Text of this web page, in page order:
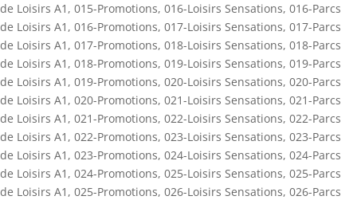
de Loisirs A1 , 015-Promotions, 016-Loisirs Sensations, 016-Parcs
de Loisirs A1 , 016-Promotions, 017-Loisirs Sensations, 017-Parcs
de Loisirs A1 , 017-Promotions, 018-Loisirs Sensations, 018-Parcs
de Loisirs A1 , 018-Promotions, 019-Loisirs Sensations, 019-Parcs
de Loisirs A1 , 019-Promotions, 020-Loisirs Sensations, 020-Parcs
de Loisirs A1 , 020-Promotions, 021-Loisirs Sensations, 021-Parcs
de Loisirs A1 , 021-Promotions, 022-Loisirs Sensations, 022-Parcs
de Loisirs A1 , 022-Promotions, 023-Loisirs Sensations, 023-Parcs
de Loisirs A1 , 023-Promotions, 024-Loisirs Sensations, 024-Parcs
de Loisirs A1 , 024-Promotions, 025-Loisirs Sensations, 025-Parcs
de Loisirs A1 , 025-Promotions, 026-Loisirs Sensations, 026-Parcs